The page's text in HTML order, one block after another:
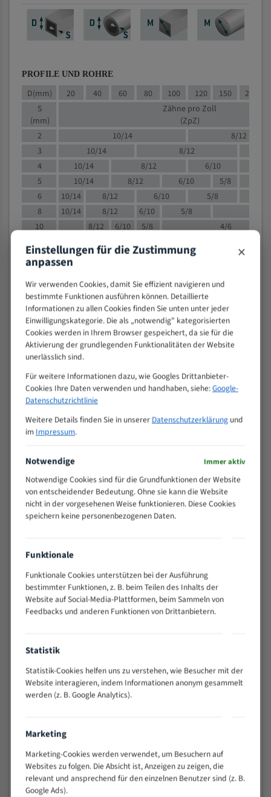
PROFILE UND ROHRE
D(mm) 20 40 60 80 100 120 150 200
S
(mm)
Zähne pro Zoll
(ZpZ)
2
10/14
8/12
3
10/14 8/12
4
10/14 8/12 6/10
5
10/14 8/12 6/10
5/8
6
10/14 8/12 6/10
5/8
8
10/14 8/12 6/10 5/8
10
8/12 6/10 5/8
4/6
8/12 6/10
15
8/12 6/10
4/5
20
30
4/5
50
4/5
80
> 100
VOLLMATERIAL
M (mm)
Zähne pro
Zoll (ZpZ))
>
25
15 - 40
35 - 70
50 - 120
4/6
80 - 180
3/4
130 -
350
2/3
200 -
600
> 500
0,75/1,25
Vorteile:
schwierigen Werkstücken (Materialmischung,
wechselnde Verbindungslängen)
Sehr geringe Vibration
Technische Beschreibung:
Positiver Spanwinkel
Bandkörper aus hochlegiertem Federstahl
Einstellungen für die Zustimmung
anpassen ×
Wir verwenden Cookies, damit Sie effizient navigieren und
bestimmte Funktionen ausführen können. Detaillierte
Informationen zu allen Cookies finden Sie unten unter jeder
Einwilligungskategorie. Die als „notwendig" kategorisierten
Cookies werden in Ihrem Browser gespeichert, da sie für die
Aktivierung der grundlegenden Funktionalitäten der Website
unerlässlich sind.
Für weitere Informationen dazu, wie Googles Drittanbieter-
Cookies Ihre Daten verwenden und handhaben, siehe:Google-
Datenschutzrichtlinie
Weitere Details finden Sie in unserer Datenschutzerklärungund
im Impressum.
Notwendige Immer aktiv
Notwendige Cookies sind für die Grundfunktionen der Website
von entscheidender Bedeutung. Ohne sie kann die Website
nicht in der vorgesehenen Weise funktionieren. Diese Cookies
speichern keine personenbezogenen Daten.
Funktionale
Funktionale Cookies unterstützen bei der Ausführung
bestimmter Funktionen, z. B. beim Teilen des Inhalts der
Website auf Social-Media-Plattformen, beim Sammeln von
Feedbacks und anderen Funktionen von Drittanbietern.
Statistik
Statistik-Cookies helfen uns zu verstehen, wie Besucher mit der
Website interagieren, indem Informationen anonym gesammelt
werden (z. B. Google Analytics).
Marketing
Marketing-Cookies werden verwendet, um Besuchern auf
Websites zu folgen. Die Absicht ist, Anzeigen zu zeigen, die
relevant und ansprechend für den einzelnen Benutzer sind (z. B.
Google Ads).